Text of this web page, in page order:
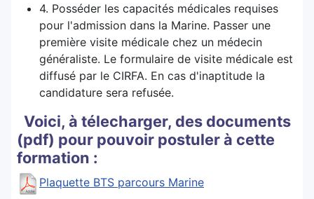
4. Posséder les capacités médicales requises
pour l'admission dans la Marine. Passer une
première visite médicale chez un médecin
généraliste. Le formulaire de visite médicale est
diffusé par le CIRFA. En cas d'inaptitude la
candidature sera refusée.
Voici, à télecharger, des documents
(pdf) pour pouvoir postuler à cette
formation :
Plaquette BTS parcours Marine